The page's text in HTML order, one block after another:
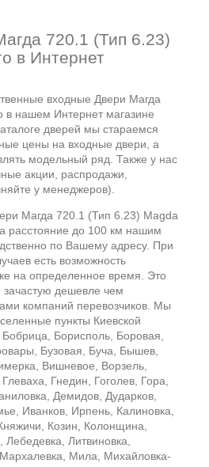
720.1 (Тип 6.23)
в Интернет
входные Двери Магда
нашем Интернет магазине
дверей мы стараемся
цены на входные двери, а
модельный ряд. Также у нас
акции, распродажи,
у менеджеров).
Магда 720.1 (Тип 6.23) Magda
расстояние до 100 км нашим
по Вашему адресу. При
есть возможность
на определенное время. Это
зачастую дешевле чем
компаний перевозчиков. Мы
пункты Киевской
Борисполь, Боровая,
Бузовая, Буча, Бышев,
Вишневое, Ворзель,
Гнедин, Гоголев, Гора,
Демидов, Дударков,
Иванков, Ирпень, Калиновка,
Козин, Колонщина,
Литвиновка,
Мила, Михайловка-